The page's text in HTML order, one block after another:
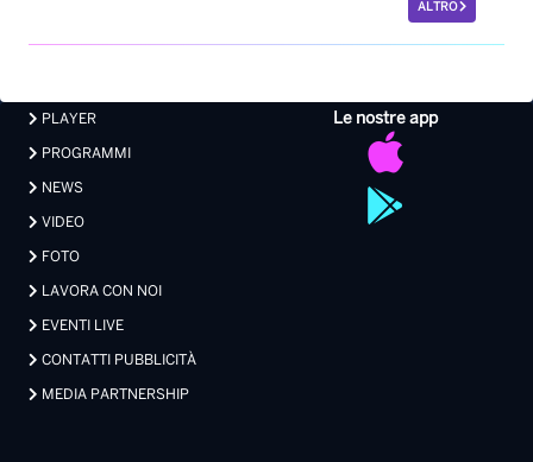
ALTRO
Le nostre app
PLAYER
PROGRAMMI
NEWS
VIDEO
FOTO
LAVORA CON NOI
EVENTI LIVE
CONTATTI PUBBLICITÀ
MEDIA PARTNERSHIP